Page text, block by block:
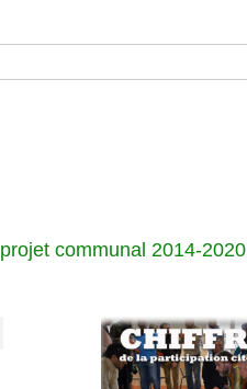
projet communal 2014-2020